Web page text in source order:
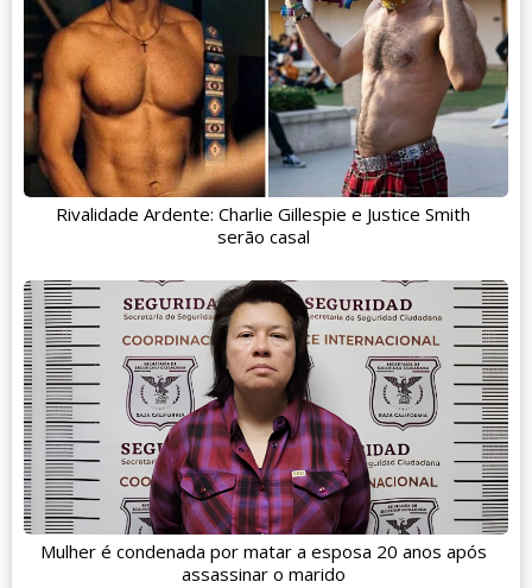
Rivalidade Ardente: Charlie Gillespie e Justice Smith
serão casal
Mulher é condenada por matar a esposa 20 anos após
assassinar o marido